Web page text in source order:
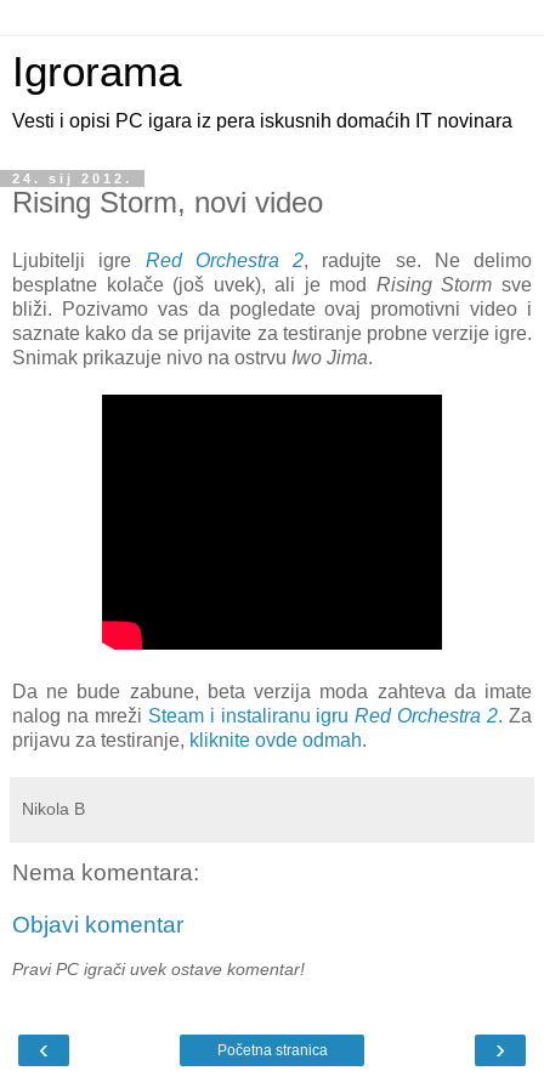
Igrorama
Vesti i opisi PC igara iz pera iskusnih domaćih IT novinara
24. sij 2012.
Rising Storm, novi video
Ljubitelji igre Red Orchestra 2, radujte se. Ne delimo
besplatne kolače (još uvek), ali je mod Rising Storm sve
bliži. Pozivamo vas da pogledate ovaj promotivni video i
saznate kako da se prijavite za testiranje probne verzije igre.
Snimak prikazuje nivo na ostrvu Iwo Jima.
Da ne bude zabune, beta verzija moda zahteva da imate
nalog na mreži Steam i instaliranu igruRed Orchestra 2. Za
prijavu za testiranje, kliknite ovde odmah.
Nikola B
Nema komentara:
Objavi komentar
Pravi PC igrači uvek ostave komentar!
‹ ›
Početna stranica